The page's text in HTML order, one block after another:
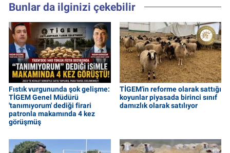
Bunlar da ilginizi çekebilir
Fıstık vurgununda şok gelişme:
TİGEM Genel Müdürü
'tanımıyorum' dediği firari
patronla makamında 4 kez
görüşmüş
TİGEM'in reforme olarak sattığı
koyunlar piyasada birinci sınıf
damızlık olarak satılıyor